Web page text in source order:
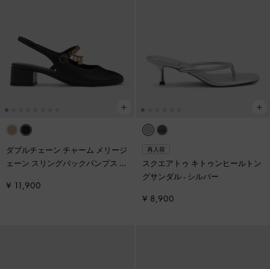
ダブルチェーン チャーム メリージ
ェーン スリングバックパンプス -
¥ 11,900
再入荷
スクエアトゥ キトゥンヒールトン
グサンダル- シルバー
¥ 8,900